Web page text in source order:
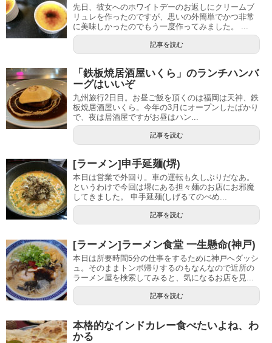
先日、彼女へのホワイトデーのお返しにクリームブ
リュレを作ったのですが、思いの外簡単でかつ非常
に美味しかったのでもう一度作ってみました。 ...
記事を読む
「鉄板焼居酒屋いくら」のランチハンバ
ーグはいいぞ
九州旅行2日目。お昼ご飯を頂くのは福岡は天神、鉄
板焼居酒屋いくら。今年の3月にオープンしたばかり
で、夜は居酒屋ですがお昼はハン...
記事を読む
[ラーメン]申手延麺(堺)
本日は営業で外回り。車の運転も久しぶりだなあ。
というわけで今回は堺にある担々麺のお店にお邪魔
してきました。 申手延麺(しげるてのべめ...
記事を読む
[ラーメン]ラーメン食堂 一生懸命(神戸)
本日は所要時間5分の仕事をするために神戸へダッシ
ュ。そのままトンボ帰りするのもなんなので近所の
ラーメン屋を検索してみると、気になるお店を見...
記事を読む
本格的なインドカレー食べたいよね、わ
かる